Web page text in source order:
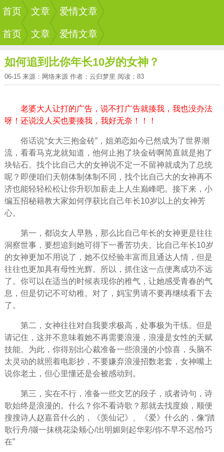
首页 文章 爱情文章
首页 文章 爱情文章
如何追到比你年长10岁的女神？
06-15 来源：网络来源 作者：云归梦里 阅读：83
老婆大人让打的广告，说不打广告就揍我，我也没办法
呀！还说没人买也要揍我，我好无奈！！！
俗话说“女大三抱金砖”，姐弟恋如今已然成为了世界潮
流，看看马克龙就知道，他何止抱了块金砖啊简直就是抱了
块钻石。找个比自己大的女神说不定一不留神就成为了总统
呢？即便咱们天朝体制体制不同，找个比自己大的女神再不
济也能轻轻松松让你升职加薪走上人生巅峰吧。接下来，小
编五招秘籍教大家如何俘获比自己年长10岁以上的女神芳
心。
第一，都说女人早熟，那么比自己年长的女神更是往往
洞察世事，要想追到她可得下一番苦功夫。比自己年长10岁
的女神更加不用说了，她不仅经验丰富而且通达人情，但是
往往也更加具有母性光辉。所以，抓住这一点便离成功不远
了。你可以在适当的时候表现你的稚气，让她感受青春的气
息，但是切记不可幼稚。对了，妈宝男请不要再继续看下去
了。
第二，女神往往对自我要求极高，处事极为干练。但是
请记住，这并不意味着她不再需要浪漫，浪漫是女性的天赋
技能。为此，你得别出心裁准备一些浪漫的小惊喜，头脑不
太灵动的就照着电影抄，不要嫌弃浪漫招数老套，女神嘴上
说你老土，但心里懂还是会被感动到。
第三，实在不行，准备一些文艺的段子，或者诗句，诗
歌始终是浪漫的。什么？你不看诗歌？那就去找度娘，顺便
搜搜诗人赵嘉音什么的，《羡仙记》、《爱》什么的，像“踏
歌行舟/撷一抹桃花染颊心/出明媚则起华彩/你不早不迟/恰巧
在”